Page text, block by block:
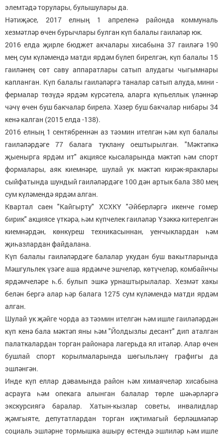
элемтәдә торулары, булышулары да.
Нәтиҗәсе, 2017 елның 1 апреленә районда коммуналь
хезмәтләр өчен бурычлары булган күп балалы гаиләләр юк.
2016 елда җирле бюджет акчалары хисабына 37 гаиләгә 190
мең сум күләмендә матди ярдәм бүлеп бирелгән, күп балалы 15
гаиләнең сөт саву аппаратлары сатып алудагы чыгымнары
капланган. Күп балалы гаиләләргә таналар сатып алуда, мини -
фермалар төзүдә ярдәм күрсәтелә, аларга күпьеллык үләннәр
чәчү өчен буш бакчалар бирелә. Хәзер буш бакчалар нибары 34
кенә калган (2015 елда -138).
2016 елның 1 сентябреннән аз тәэмин ителгән һәм күп балалы
гаиләләрдәге 77 балага туклану оештырылган. "Мәктәпкә
җыенырга ярдәм ит" акциясе кысаларында мәктәп һәм спорт
формалары, аяк киемнәре, шулай ук мәктәп кирәк-яраклары
сыйфатында шундый гаиләләрдәге 100 дән артык бала 380 мең
сум күләмендә ярдәм алган.
Квартал саен "Кайгырту" ХСХКҮ "Әйберләргә икенче гомер
бирик" акциясе үткәрә, һәм күпчелек гаиләләр Үзәккә китерелгән
киемнәрдән, көнкүреш техникасыннан, уенчыклардан һәм
җиһазлардан файдалана.
Күп балалы гаиләләрдәге балалар укудан буш вакытларында
Мәшгульлек үзәге аша ярдәмче эшчеләр, көтүчеләр, комбайнчы
ярдәмчеләре һ.б. булып эшкә урнаштырылалар. Хезмәт хакы
белән бергә алар һәр балага 1275 сум күләмендә матди ярдәм
алган.
Шулай ук җәйге чорда аз тәэмин ителгән һәм ишле гаиләләрдән
күп кенә бала мәктәп яны һәм "Йолдызлы десант" дип аталган
палаткалардан торган районара лагерьда ял итәләр. Алар өчен
бушлай спорт корылмаларында шөгыльләнү графигы да
эшләнгән.
Инде күп еллар дәвамында район һәм химаячеләр хисабына
асрауга һәм опекага алынган балалар төрле шәһәрләргә
экскурсиягә баралар. Хатын-кызлар советы, инвалидлар
җәмгыяте, депутатлардан торган иҗтимагый берләшмәләр
социаль эшләрне тормышка ашыру өстендә эшлиләр һәм ишле